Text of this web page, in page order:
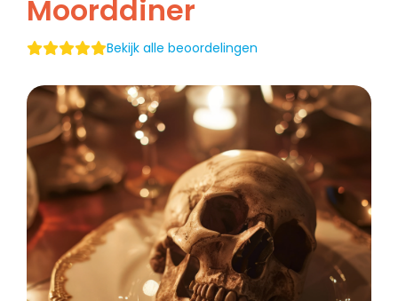
Moorddiner
Bekijk alle beoordelingen